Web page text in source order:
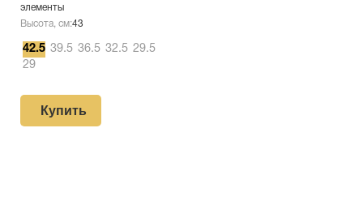
элементы
Высота, см:43
42.5 39.5 36.5 32.5 29.5
29
Купить